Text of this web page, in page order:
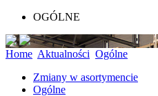
OGÓLNE
Home Aktualności Ogólne
Zmiany w asortymencie
Ogólne